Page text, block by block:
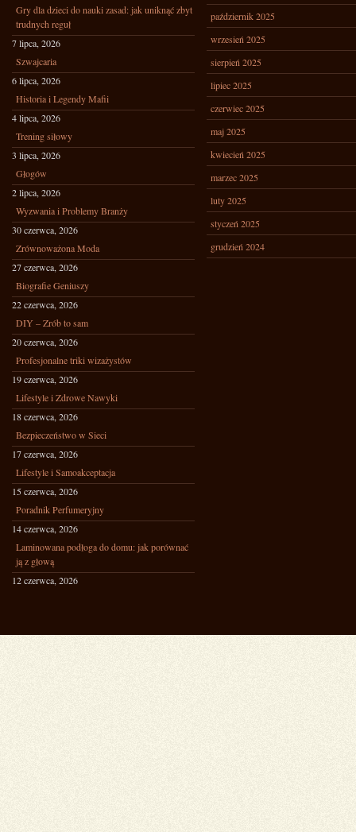
Gry dla dzieci do nauki zasad: jak uniknąć zbyt
trudnych reguł
7 lipca, 2026
Szwajcaria
6 lipca, 2026
Historia i Legendy Mafii
4 lipca, 2026
Trening siłowy
3 lipca, 2026
Głogów
2 lipca, 2026
Wyzwania i Problemy Branży
30 czerwca, 2026
Zrównoważona Moda
27 czerwca, 2026
Biografie Geniuszy
22 czerwca, 2026
DIY – Zrób to sam
20 czerwca, 2026
Profesjonalne triki wizażystów
19 czerwca, 2026
Lifestyle i Zdrowe Nawyki
18 czerwca, 2026
Bezpieczeństwo w Sieci
17 czerwca, 2026
Lifestyle i Samoakceptacja
15 czerwca, 2026
Poradnik Perfumeryjny
14 czerwca, 2026
Laminowana podłoga do domu: jak porównać
ją z głową
12 czerwca, 2026
październik 2025
wrzesień 2025
sierpień 2025
lipiec 2025
czerwiec 2025
maj 2025
kwiecień 2025
marzec 2025
luty 2025
styczeń 2025
grudzień 2024